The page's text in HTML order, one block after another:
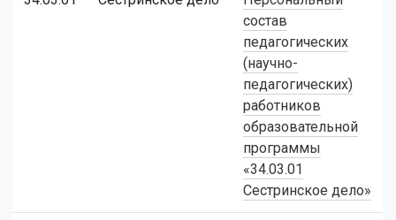
состав
педагогических
(научно-
педагогических)
работников
образовательной
программы
«34.03.01
Сестринское дело»